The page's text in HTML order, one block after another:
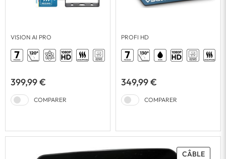
VISION AI PRO
399,99 €
COMPARER
PROFI HD
349,99 €
COMPARER
CÂBLE